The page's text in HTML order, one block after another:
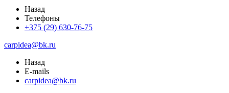
Назад
Телефоны
+375 (29) 630-76-75
carpidea@bk.ru
Назад
E-mails
carpidea@bk.ru